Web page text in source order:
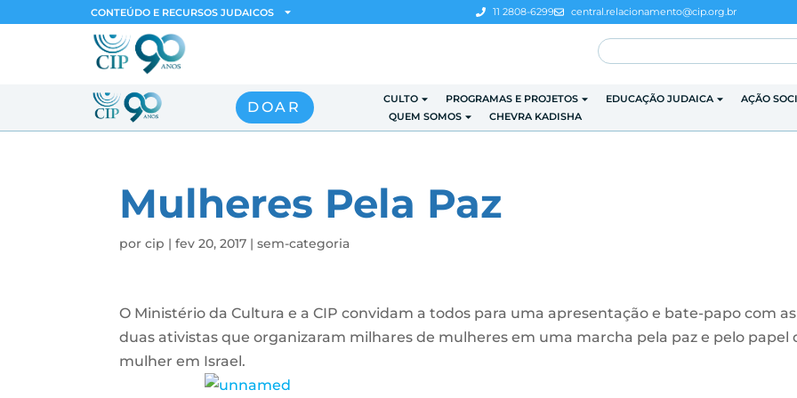
CONTEÚDO E RECURSOS JUDAICOS 11 2808-6299 central.relacionamento@cip.org.br
DOAR CULTO PROGRAMAS E PROJETOS EDUCAÇÃO JUDAICA
AÇÃO
QUEM SOMOS
CHEVRA KADISHA
Mulheres Pela Paz
porcip |fev 20, 2017 |sem-categoria
O Ministério da Cultura e a CIP convidam a todos para uma apresentação e bate-papo com as
duas ativistas que organizaram milhares de mulheres em uma marcha pela paz e pelo papel
mulher em Israel.